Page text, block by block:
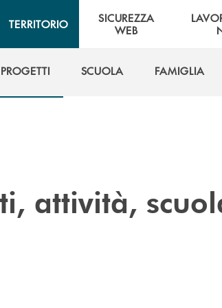
TERRITORIO
SICUREZZA
WEB
PROGETTI
SCUOLA
FAMIGLIA
attività,